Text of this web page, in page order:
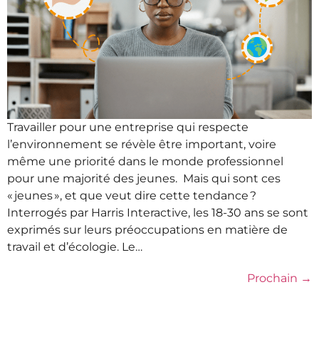
Travailler pour une entreprise qui respecte
l’environnement se révèle être important, voire
même une priorité dans le monde professionnel
pour une majorité des jeunes. Mais qui sont ces
« jeunes », et que veut dire cette tendance ?
Interrogés par Harris Interactive, les 18-30 ans se sont
exprimés sur leurs préoccupations en matière de
travail et d’écologie. Le…
Prochain →